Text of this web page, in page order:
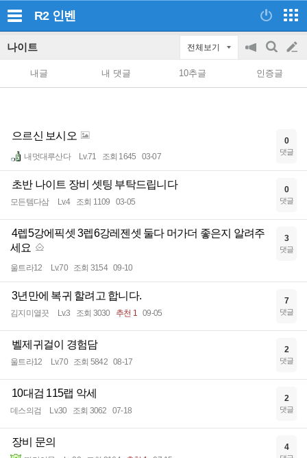
R2 인벤
나이트 전체보기
공
on/off
검
색
글
쓰
내글 내 댓글 10추글 인증글
으르신 보시오
내멋대루산다 Lv.71 조회 1645 03-07
0
댓글
초반 나이트 장비 셋팅 부탁드립니다
모든템다삼 Lv.4 조회 1109 03-05
0
댓글
4렙5강에픽셋 3렙6강레젠셋 둘다 머가더 좋은지 알려주
세요
울트라12 Lv.70 조회 3154 09-10
3
댓글
3년만에 복귀 할려고 합니다.
김지미열끗 Lv.3 조회 3030 추천 1 09-05
7
댓글
벨제귀걸이 경험담
울트라12 Lv.70 조회 5842 08-17
2
댓글
10대검 115랩 악세
데스의검 Lv.30 조회 3062 07-18
2
댓글
장비 문의 4